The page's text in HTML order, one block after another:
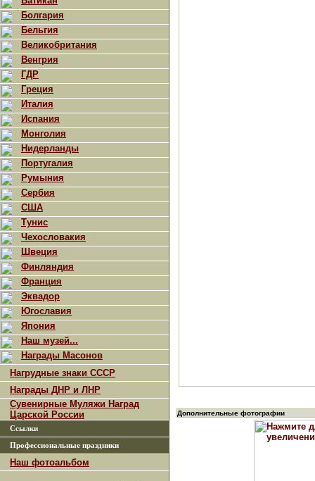
Болгария
Бельгия
Великобритания
Венгрия
ГДР
Греция
Италия
Испания
Монголия
Нидерланды
Португалия
Румыния
Сербия
США
Тунис
Чехословакия
Швеция
Финляндия
Франция
Эквадор
Югославия
Япония
Наш музей...
Награды Масонов
Нагрудные знаки СССР
Награды ДНР и ЛНР
Сувенирные Муляжи Наград
Царской России
Ссылки
Профессиональные праздники
Наш фотоальбом
Дополнительные фотографии